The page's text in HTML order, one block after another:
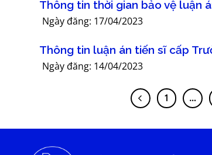
Thông tin thời gian bảo vệ luận
Ngày đăng: 17/04/2023
Thông tin luận án tiến sĩ cấp
Ngày đăng: 14/04/2023
1 …